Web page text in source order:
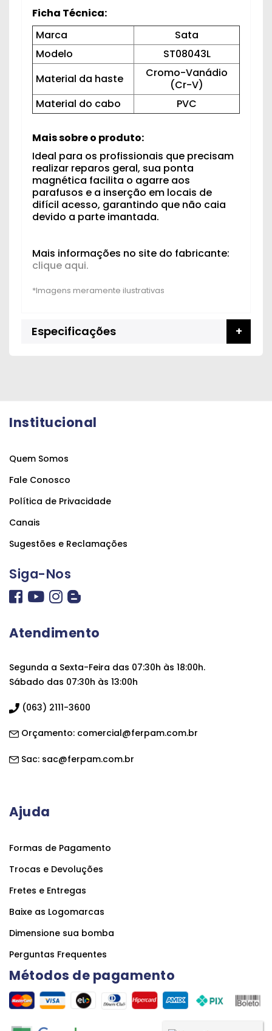
Ficha Técnica:
Marca
Sata
Modelo
ST08043L
Material da haste
Cromo-Vanádio
(Cr-V)
Material do cabo
PVC
Mais sobre o produto:
Ideal para os profissionais que precisam
realizar reparos geral, sua ponta
magnética facilita o agarre aos
parafusos e a inserção em locais de
difícil acesso, garantindo que não caia
devido a parte imantada.
Mais informações no site do fabricante:
clique aqui.
Especificações
Institucional
Quem Somos
Fale Conosco
Política de Privacidade
Canais
Sugestões e Reclamações
Siga-Nos
Atendimento
Segunda a Sexta-Feira das 07:30h às 18:00h.
Sábado das 07:30h às 13:00h
(063) 2111-3600
Orçamento: comercial@ferpam.com.br
Sac: sac@ferpam.com.br
Ajuda
Formas de Pagamento
Trocas e Devoluções
Fretes e Entregas
Baixe as Logomarcas
Dimensione sua bomba
Perguntas Frequentes
Métodos de pagamento